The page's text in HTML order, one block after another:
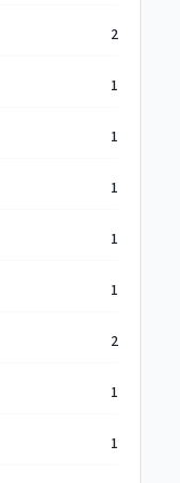
2
1
1
1
1
1
2
1
1